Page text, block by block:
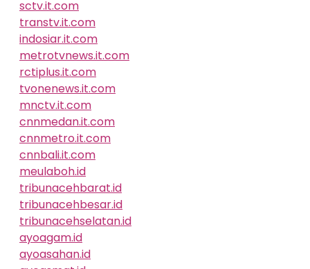
sctv.it.com
transtv.it.com
indosiar.it.com
metrotvnews.it.com
rctiplus.it.com
tvonenews.it.com
mnctv.it.com
cnnmedan.it.com
cnnmetro.it.com
cnnbali.it.com
meulaboh.id
tribunacehbarat.id
tribunacehbesar.id
tribunacehselatan.id
ayoagam.id
ayoasahan.id